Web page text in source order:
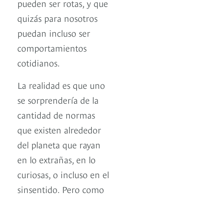
pueden ser rotas, y que
quizás para nosotros
puedan incluso ser
comportamientos
cotidianos.
La realidad es que uno
se sorprendería de la
cantidad de normas
que existen alrededor
del planeta que rayan
en lo extrañas, en lo
curiosas, o incluso en el
sinsentido. Pero como